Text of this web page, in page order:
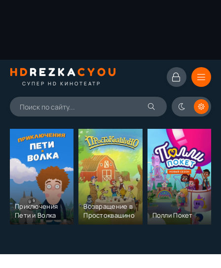
HDREZKACYOU
СУПЕР HD КИНОТЕАТР
Приключения
Пети и Волка
Возвращение в
Простоквашино
Полли Покет